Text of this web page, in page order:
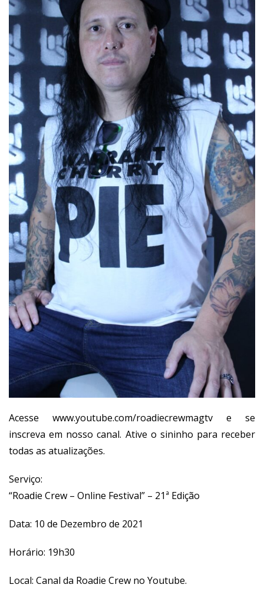
Acesse www.youtube.com/roadiecrewmagtv e se
inscreva em nosso canal. Ative o sininho para receber
todas as atualizações.
Serviço:
“Roadie Crew – Online Festival” – 21ª Edição
Data: 10 de Dezembro de 2021
Horário: 19h30
Local: Canal da Roadie Crew no Youtube.